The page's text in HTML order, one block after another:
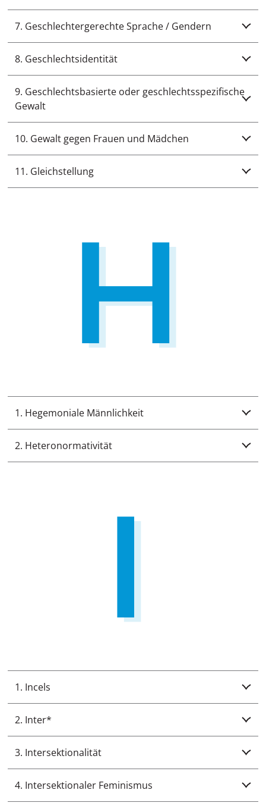
7. Geschlechtergerechte Sprache / Gendern
8. Geschlechtsidentität
9. Geschlechtsbasierte oder geschlechtsspezifische
Gewalt
10. Gewalt gegen Frauen und Mädchen
11. Gleichstellung
1. Hegemoniale Männlichkeit
2. Heteronormativität
1. Incels
2. Inter*
3. Intersektionalität
4. Intersektionaler Feminismus